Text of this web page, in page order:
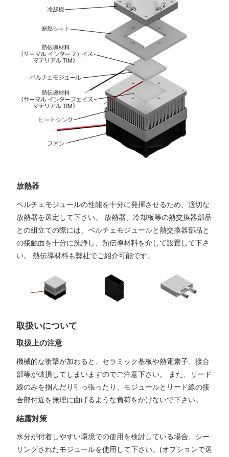
放熱器
ペルチェモジュールの性能を十分に発揮させるため、適切な
放熱器を選定して下さい。 放熱器、冷却板等の熱交換器部品
との組立ての際には、ペルチェモジュールと熱交換器部品と
の接触面を十分に洗浄し、熱伝導材料を介して設置して下さ
い。 熱伝導材料も弊社でご紹介可能です。
取扱いについて
取扱上の注意
機械的な衝撃が加わると、セラミック基板や熱電素子、接合
部等が破損してしまいますのでご注意下さい。 また、リード
線のみを掴んだり引っ張ったり、モジュールとリード線の接
合部付近を無理に曲げるような負荷をかけないで下さい。
結露対策
水分が付着しやすい環境での使用を検討している場合、シー
リングされたモジュールを使用して下さい。(オプションで選